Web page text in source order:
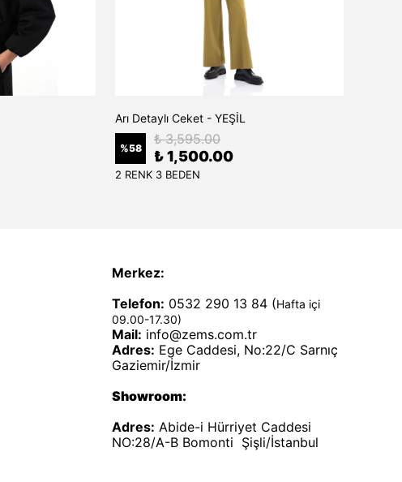
Arı Detaylı Ceket - YEŞİL
%58
₺ 3,595.00
₺ 1,500.00
2 RENK 3 BEDEN
Merkez:
Telefon: 0532 290 13 84 (Hafta içi
09.00-17.30)
Mail: info@zems.com.tr
Adres: Ege Caddesi, No:22/C Sarnıç
Gaziemir/İzmir
Showroom:
Adres: Abide-i Hürriyet Caddesi
NO:28/A-B Bomonti Şişli/İstanbul